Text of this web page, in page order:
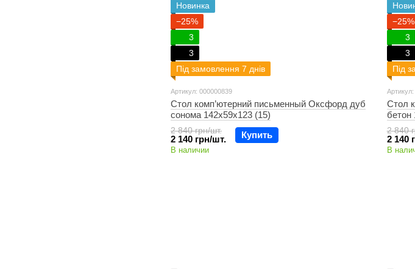
Новинка
−25%
3
3
Під замовлення 7 днів
Артикул: 000000839
Стол комп’ютерний письменный Оксфорд дуб
сонома 142х59х123 (15)
2 840 грн/шт.
2 140 грн/шт. Купить
В наличии
−25%
3
3
Під
Стол
бетон
2 840
2 140
В